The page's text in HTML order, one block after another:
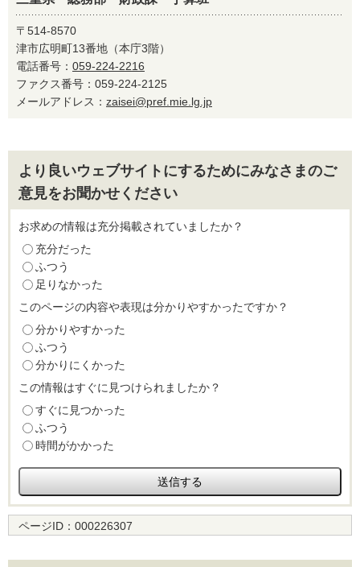
〒514-8570
津市広明町13番地（本庁3階）
電話番号： 059-224-2216
ファクス番号：059-224-2125
メールアドレス： zaisei@pref.mie.lg.jp
より良いウェブサイトにするためにみなさまのご
意見をお聞かせください
お求めの情報は充分掲載されていましたか？
充分だった
ふつう
足りなかった
このページの内容や表現は分かりやすかったですか？
分かりやすかった
ふつう
分かりにくかった
この情報はすぐに見つけられましたか？
すぐに見つかった
ふつう
時間がかかった
ページID： 000226307